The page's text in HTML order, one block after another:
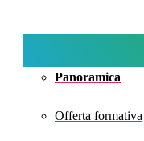
Panoramica
Offerta formativa